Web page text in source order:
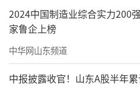
耗时一两年。
这个困境在接入了
平台不仅提供了数据和
开发生态。墨纳森“借
2024中国制造业综合实力200
家鲁企上榜
中华网山东频道
中报披露收官！山东A股半年